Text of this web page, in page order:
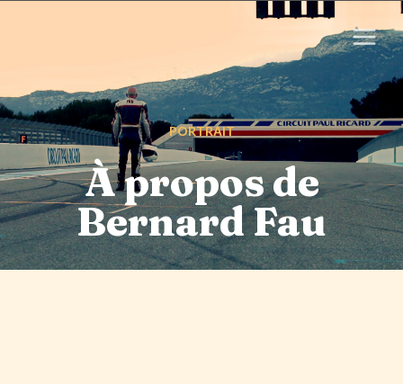
PORTRAIT
À propos de
Bernard Fau